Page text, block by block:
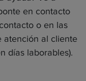
en contacto
o en las
atención al cliente
días laborables).